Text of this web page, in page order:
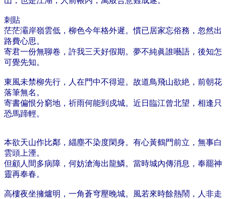
刺貼
茫茫灞岸嶺雲低，柳色今年格外遲。慣已居家忘俗務，忽然出
路費心思。
寄君一份無聊卷，許我三天好假期。夢不純眞誰囈語，後知怎
可覺先知。
東風未禁柳先行，人在門中不得迎。故道鳥飛山欲絶，前朝花
落筆無名。
寄書偏恨分窮地，祈雨何能到戍城。近日臨江曾北望，相逢只
恐馬蹄輕。
本欲天山作比鄰，緇塵不染度閑身。有心黃鶴門前立，無事白
雲頭上湮。
但顧人間多病障，何妨滄海出龍鱗。當時城內傳消息，奉罷神
靈再奉春。
高樓夜坐擁爐明，一角蒼穹壓晚城。風若來時餘熱鬧，人非走